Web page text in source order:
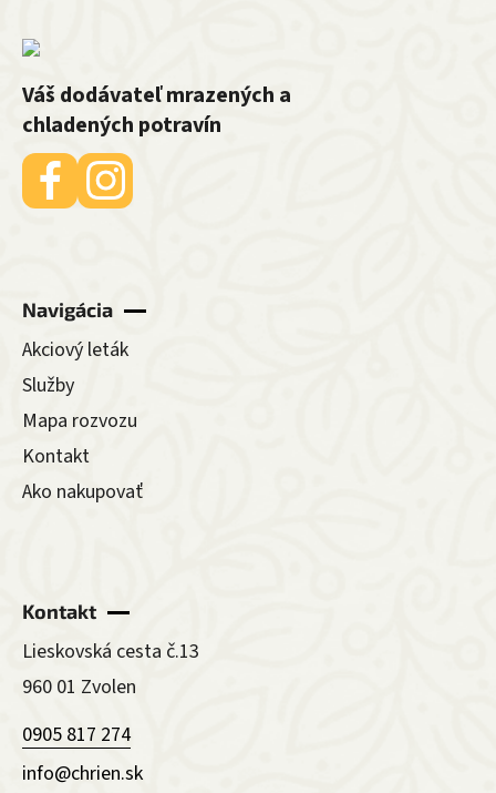
Váš dodávateľ mrazených a
chladených potravín
Navigácia
Akciový leták
Služby
Mapa rozvozu
Kontakt
Ako nakupovať
Kontakt
Lieskovská cesta č.13
960 01 Zvolen
0905 817 274
info@chrien.sk